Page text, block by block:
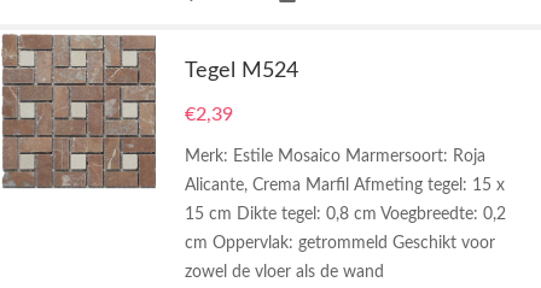
Tegel M524
€2,39
Merk: Estile Mosaico Marmersoort: Roja
Alicante, Crema Marfil Afmeting tegel: 15 x
15 cm Dikte tegel: 0,8 cm Voegbreedte: 0,2
cm Oppervlak: getrommeld Geschikt voor
zowel de vloer als de wand